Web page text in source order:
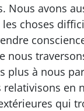
Nous avons
choses
nous
plus à nous
relativisons en
qui